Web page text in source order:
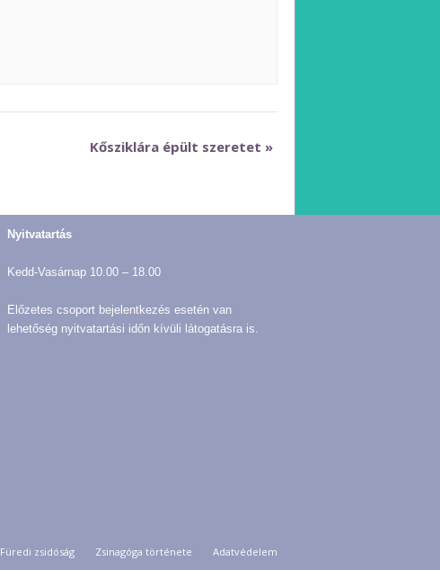
Kősziklára épült szeretet »
Nyitvatartás
Kedd-Vasárnap 10.00 – 18.00
Előzetes csoport bejelentkezés esetén van
lehetőség nyitvatartási időn kívüli látogatásra is.
Füredi zsidóság Zsinagóga története Adatvédelem